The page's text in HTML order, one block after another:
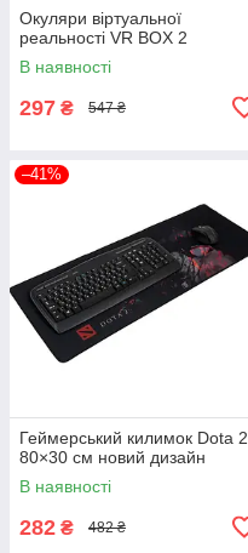
Окуляри віртуальної
реальності VR BOX 2
В наявності
297 ₴ 547 ₴
–41%
Геймерський килимок Dota 2
80×30 см новий дизайн
В наявності
282 ₴ 482 ₴